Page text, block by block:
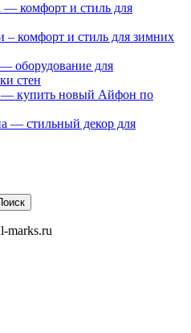
— комфорт и стиль для
комфорт и стиль для зимних
оборудование для
стен
— купить новый Айфон по
— стильный декор для
marks.ru